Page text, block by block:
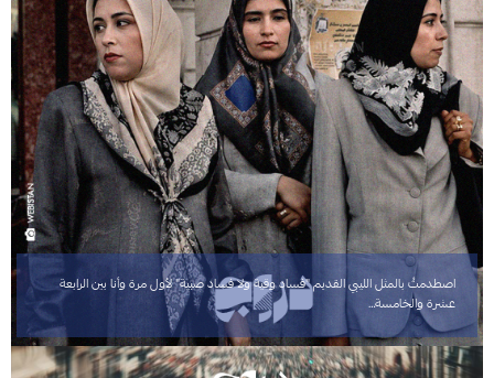
اصطدمتُ بالمثل الليبي القديم "فساد وقية ولا فساد صبية" لأول مرة وأنا بين الرابعة
عشرة والخامسة…